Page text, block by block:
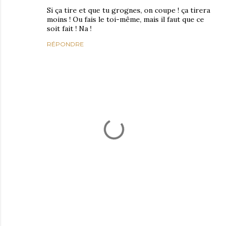
Si ça tire et que tu grognes, on coupe ! ça tirera
moins ! Ou fais le toi-même, mais il faut que ce
soit fait ! Na !
RÉPONDRE